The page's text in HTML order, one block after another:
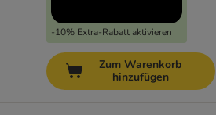
-10% Extra-Rabatt aktivieren
Zum Warenkorb
hinzufügen